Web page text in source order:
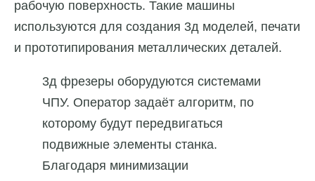
рабочую поверхность. Такие машины
используются для создания 3д моделей, печати
и прототипирования металлических деталей.
3д фрезеры оборудуются системами
ЧПУ. Оператор задаёт алгоритм, по
которому будут передвигаться
подвижные элементы станка.
Благодаря минимизации